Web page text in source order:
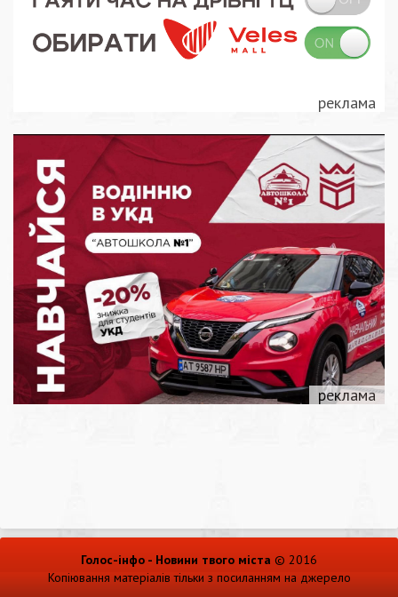
Голос-інфо - Новини твого міста © 2016
Копіювання матеріалів тільки з посиланням на джерело